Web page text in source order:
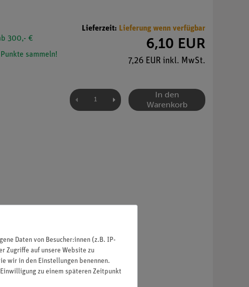
300,- €
Punkte sammeln!
Lieferzeit: Lieferung wenn verfügbar
6,10 EUR
7,26 EUR inkl. MwSt.
In den
Warenkorb
Daten von Besucher:innen (z.B. IP-
Zugriffe auf unsere Website zu
wir in den Einstellungen benennen.
zu einem späteren Zeitpunkt